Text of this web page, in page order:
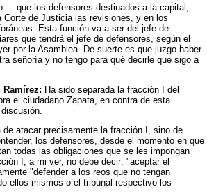
que los defensores destinados a la capital,
Corte de Justicia las revisiones, y en los
Esta función va a ser del jefe de
que tendrá el jefe de defensores, según el
por la Asamblea. De suerte es que juzgo haber
señoría y no tengo para qué decirle que sigo a
Ramírez: Ha sido separada la fracción I del
el ciudadano Zapata, en contra de esta
de atacar precisamente la fracción I, sino de
los defensores, desde el momento en que
todas las obligaciones que se les impongan
I, a mi ver, no debe decir: "aceptar el
"defender a los reos que no tengan
ellos mismos o el tribunal respectivo los